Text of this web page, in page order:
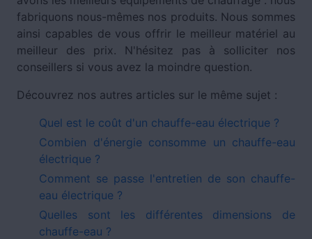
fabriquons nous-mêmes nos produits. Nous sommes
ainsi capables de vous offrir le meilleur matériel au
meilleur des prix. N'hésitez pas à solliciter nos
conseillers si vous avez la moindre question.
Découvrez nos autres articles sur le même sujet :
Quel est le coût d'un chauffe-eau électrique ?
Combien d'énergie consomme un chauffe-eau
électrique ?
Comment se passe l'entretien de son chauffe-
eau électrique ?
Quelles sont les différentes dimensions de
chauffe-eau ?